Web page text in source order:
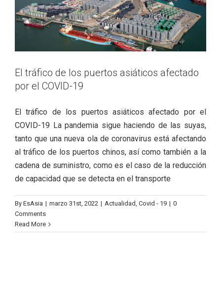
El tráfico de los puertos asiáticos afectado
por el COVID-19
El tráfico de los puertos asiáticos afectado por el
COVID-19 La pandemia sigue haciendo de las suyas,
tanto que una nueva ola de coronavirus está afectando
al tráfico de los puertos chinos, así como también a la
cadena de suministro, como es el caso de la reducción
de capacidad que se detecta en el transporte
By EsAsia | marzo 31st, 2022 | Actualidad, Covid - 19 | 0
Comments
Read More